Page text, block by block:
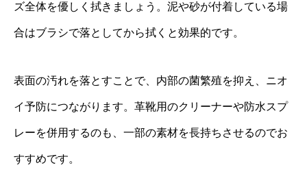
ズ全体を優しく拭きましょう。泥や砂が付着している場
合はブラシで落としてから拭くと効果的です。
表面の汚れを落とすことで、内部の菌繁殖を抑え、ニオ
イ予防につながります。革靴用のクリーナーや防水スプ
レーを併用するのも、一部の素材を長持ちさせるのでお
すすめです。